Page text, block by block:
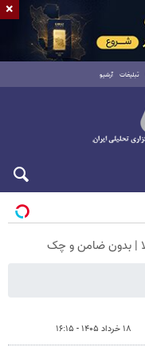
تبلیغات آرشیو
۱۸ خرداد ۱۴۰۵ - ۱۶:۱۵
×